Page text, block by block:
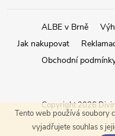
Tento web používá soubory
vyjadřujete souhlas s
ALBE v Brně
Jak nakupovat
Obchodní
Copyright 2026